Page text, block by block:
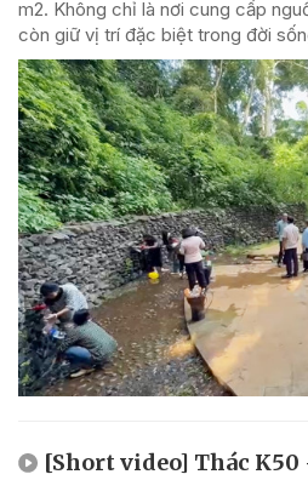
m2. Không chỉ là nơi cung cấp
còn giữ vị trí đặc biệt trong đời
[Short video] Thác K50